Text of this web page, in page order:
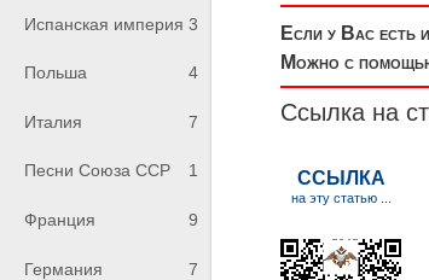
Испанская империя 3
Польша 4
Италия 7
Песни Союза ССР 1
Франция 9
Германия 7
Если у Вас есть
Можно с помощью
Ссылка на